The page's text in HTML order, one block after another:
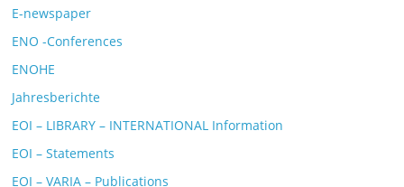
E-newspaper
ENO -Conferences
ENOHE
Jahresberichte
EOI – LIBRARY – INTERNATIONAL Information
EOI – Statements
EOI – VARIA – Publications